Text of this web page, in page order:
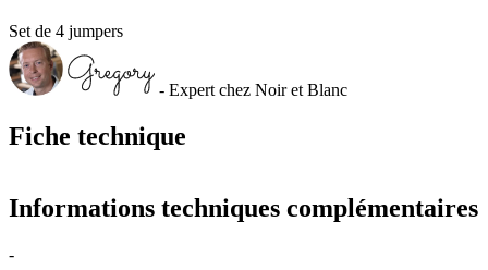
Fiche technique
Informations techniques complémentaires
-
Set de 4 jumpers
- Expert chez Noir et Blanc